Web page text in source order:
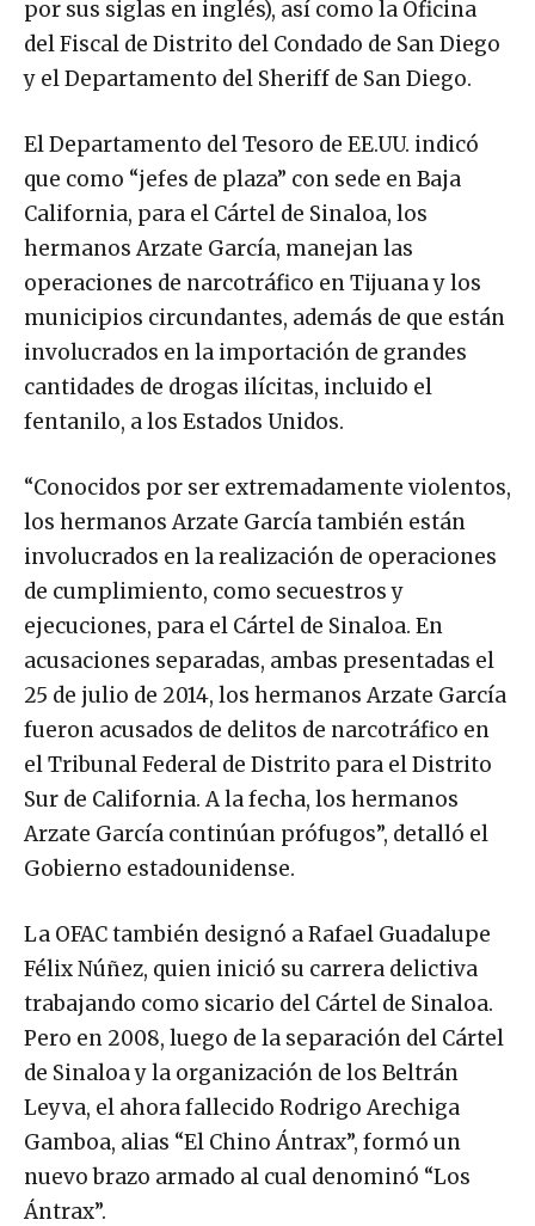
por sus siglas en inglés), así como la Oficina
del Fiscal de Distrito del Condado de San Diego
y el Departamento del Sheriff de San Diego.
El Departamento del Tesoro de EE.UU. indicó
que como “jefes de plaza” con sede en Baja
California, para el Cártel de Sinaloa, los
hermanos Arzate García, manejan las
operaciones de narcotráfico en Tijuana y los
municipios circundantes, además de que están
involucrados en la importación de grandes
cantidades de drogas ilícitas, incluido el
fentanilo, a los Estados Unidos.
“Conocidos por ser extremadamente violentos,
los hermanos Arzate García también están
involucrados en la realización de operaciones
de cumplimiento, como secuestros y
ejecuciones, para el Cártel de Sinaloa. En
acusaciones separadas, ambas presentadas el
25 de julio de 2014, los hermanos Arzate García
fueron acusados ​​de delitos de narcotráfico en
el Tribunal Federal de Distrito para el Distrito
Sur de California. A la fecha, los hermanos
Arzate García continúan prófugos”, detalló el
Gobierno estadounidense.
La OFAC también designó a Rafael Guadalupe
Félix Núñez, quien inició su carrera delictiva
trabajando como sicario del Cártel de Sinaloa.
Pero en 2008, luego de la separación del Cártel
de Sinaloa y la organización de los Beltrán
Leyva, el ahora fallecido Rodrigo Arechiga
Gamboa, alias “El Chino Ántrax”, formó un
nuevo brazo armado al cual denominó “Los
Ántrax”.